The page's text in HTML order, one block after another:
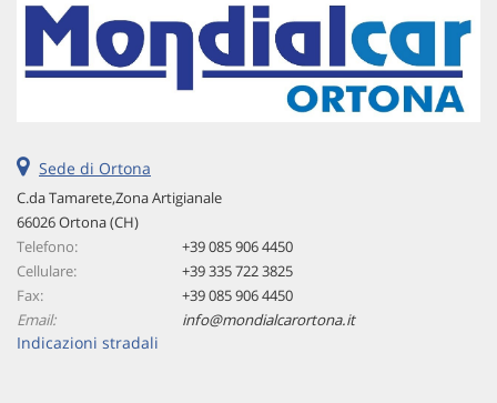
Sede di Ortona
C.da Tamarete,Zona Artigianale
66026 Ortona (CH)
Telefono:
+39 085 906 4450
Cellulare:
+39 335 722 3825
Fax:
+39 085 906 4450
Email:
info@mondialcarortona.it
Indicazioni stradali